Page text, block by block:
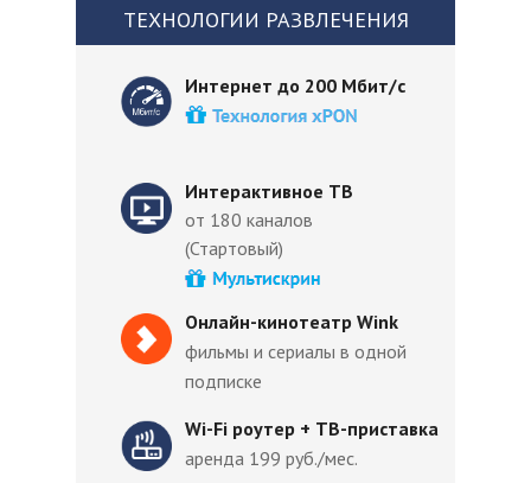
Wi-Fi роутер + ТВ-приставка
аренда 199 руб./мес.
Интернет до 200 Мбит/с
ТЕХНОЛОГИИ РАЗВЛЕЧЕНИЯ
Интерактивное ТВ
от 180 каналов
(Стартовый)
Онлайн-кинотеатр Wink
фильмы и сериалы в одной
подписке